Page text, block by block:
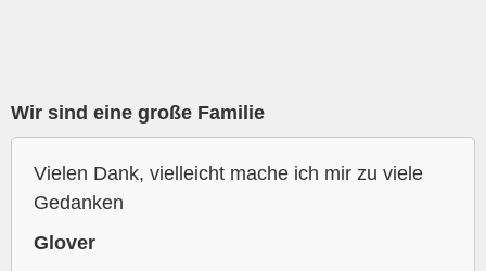
Wir sind eine große Familie
Vielen Dank, vielleicht mache ich mir zu viele
Gedanken
Glover